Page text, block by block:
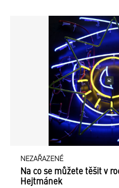
NEZAŘAZENÉ
Na co se můžete těšit v
Hejtmánek